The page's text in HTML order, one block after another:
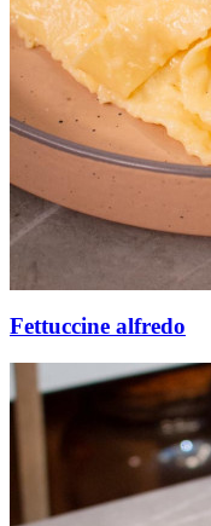
Fettuccine alfredo